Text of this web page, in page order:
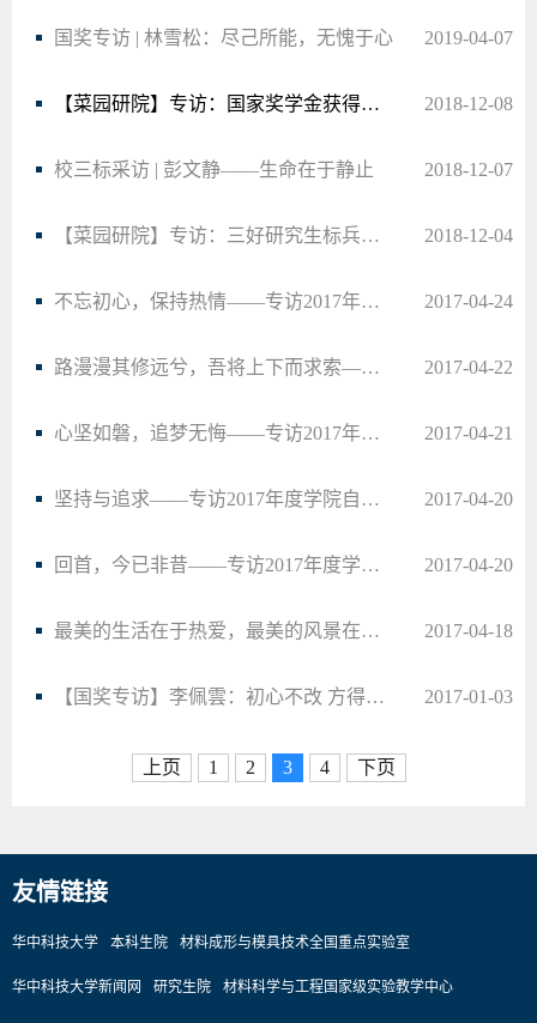
国奖专访 | 林雪松：尽己所能，无愧于心 2019-04-07
【菜园研院】专访：国家奖学金获得者——仇伟 2018-12-08
校三标采访 | 彭文静——生命在于静止 2018-12-07
【菜园研院】专访：三好研究生标兵获得者——陈安南 2018-12-04
不忘初心，保持热情——专访2017年度学院自强标兵获得者张久昌 2017-04-24
路漫漫其修远兮，吾将上下而求索——专访2017年度学院自强标兵获得者梁宇 2017-04-22
心坚如磐，追梦无悔——专访2017年度学院自强标兵获得者舒亮 2017-04-21
坚持与追求——专访2017年度学院自强标兵获得者许晓宁 2017-04-20
回首，今已非昔——专访2017年度学院自强标兵获得者刘彦宗 2017-04-20
最美的生活在于热爱，最美的风景在于启程——专访2017年度学院自强标兵获得者王俊龙 2017-04-18
【国奖专访】李佩雲：初心不改 方得始终 2017-01-03
上页 1 2 3 4 下页
友情链接
华中科技大学 本科生院 材料成形与模具技术全国重点实验室
华中科技大学新闻网 研究生院 材料科学与工程国家级实验教学中心